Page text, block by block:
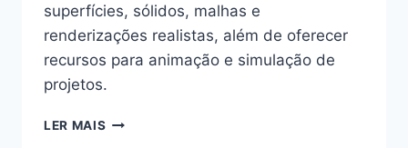
superfícies, sólidos, malhas e
renderizações realistas, além de oferecer
recursos para animação e simulação de
projetos.
LER MAIS